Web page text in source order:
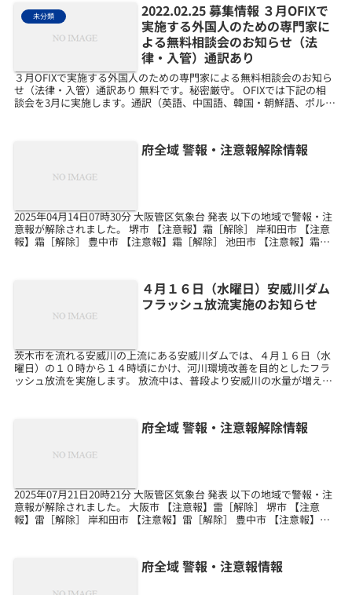
未分類
2022.02.25 募集情報 ３月OFIXで
実施する外国人のための専門家に
よる無料相談会のお知らせ（法
律・入管）通訳あり
３月OFIXで実施する外国人のための専門家による無料相談会のお知ら
せ（法律・入管）通訳あり 無料です。秘密厳守。 OFIXでは下記の相
談会を3月に実施します。通訳（英語、中国語、韓国・朝鮮語、ポルト
府全域 警報・注意報解除情報
2025年04月14日07時30分 大阪管区気象台 発表 以下の地域で警報・注
意報が解除されました。 堺市 【注意報】霜［解除］ 岸和田市 【注意
報】霜［解除］ 豊中市 【注意報】霜［解除］ 池田市 【注意報】霜
４月１６日（水曜日）安威川ダム
フラッシュ放流実施のお知らせ
茨木市を流れる安威川の上流にある安威川ダムでは、４月１６日（水
曜日）の１０時から１４時頃にかけ、河川環境改善を目的としたフラ
ッシュ放流を実施します。 放流中は、普段より安威川の水量が増える
府全域 警報・注意報解除情報
2025年07月21日20時21分 大阪管区気象台 発表 以下の地域で警報・注
意報が解除されました。 大阪市 【注意報】雷［解除］ 堺市 【注意
報】雷［解除］ 岸和田市 【注意報】雷［解除］ 豊中市 【注意報】雷
府全域 警報・注意報情報